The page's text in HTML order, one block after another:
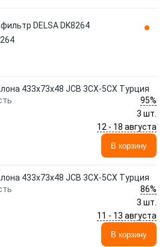
DELSA DK8264
433х73х48 JCB 3CX-5CX Турция
95%
3 шт.
12 - 18 августа
В корзину
433х73х48 JCB 3CX-5CX Турция
86%
3 шт.
11 - 13 августа
В корзину